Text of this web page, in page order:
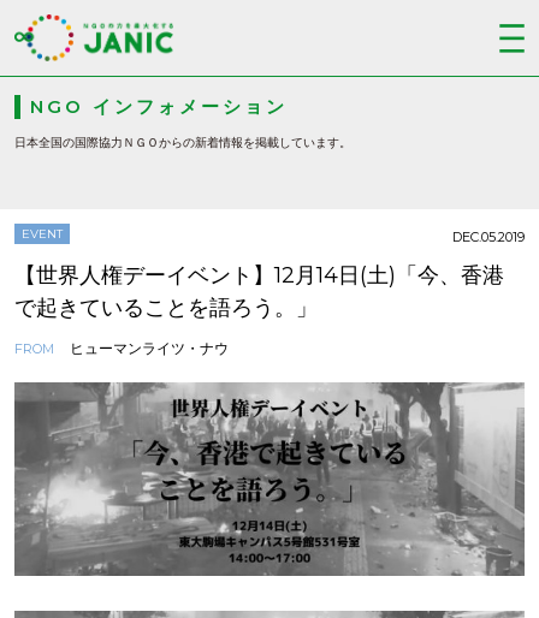
NGO インフォメーション
日本全国の国際協力ＮＧＯからの新着情報を掲載しています。
EVENT
【世界人権デーイベント】12月14日(土)「今、香港
で起きていることを語ろう。」
FROM ヒューマンライツ・ナウ
DEC.05.2019